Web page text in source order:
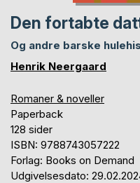
Den fortabte
Og andre barske
Henrik Neergaard
Romaner & noveller
Paperback
128 sider
ISBN: 9788743057222
Forlag: Books on Demand
Udgivelsesdato: